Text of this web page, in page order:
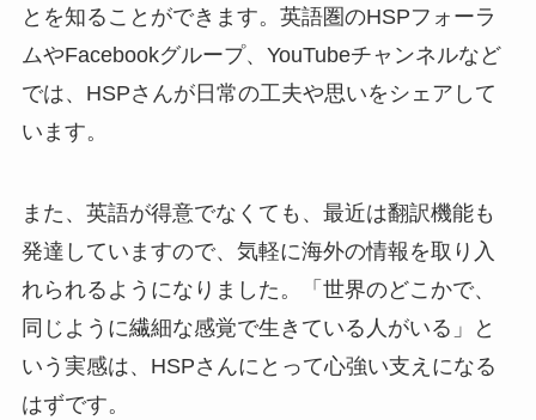
とを知ることができます。英語圏のHSPフォーラ
ムやFacebookグループ、YouTubeチャンネルなど
では、HSPさんが日常の工夫や思いをシェアして
います。
また、英語が得意でなくても、最近は翻訳機能も
発達していますので、気軽に海外の情報を取り入
れられるようになりました。「世界のどこかで、
同じように繊細な感覚で生きている人がいる」と
いう実感は、HSPさんにとって心強い支えになる
はずです。